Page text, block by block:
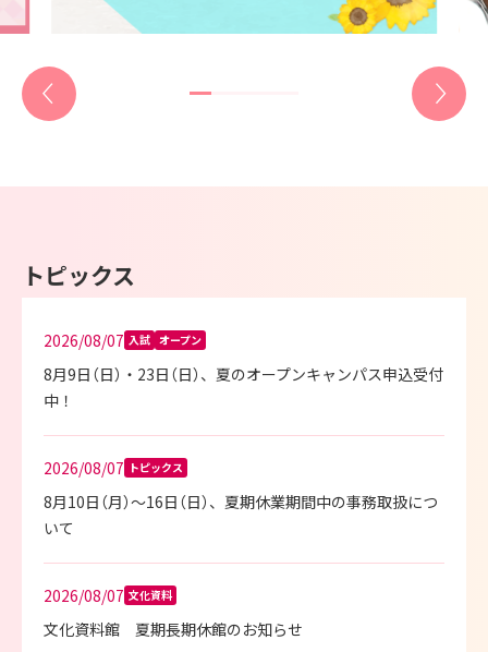
トピックス
2026/08/07 入試 オープン
8月9日（日）・23日（日）、夏のオープンキャンパス申込受付
中！
2026/08/07 トピックス
8月10日（月）～16日（日）、夏期休業期間中の事務取扱につ
いて
2026/08/07 文化資料
文化資料館 夏期長期休館のお知らせ